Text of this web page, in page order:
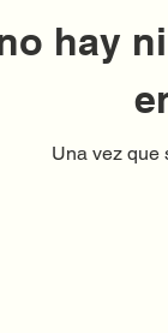
hay
Una vez que